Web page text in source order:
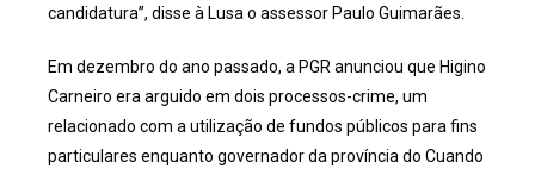
candidatura”, disse à Lusa o assessor Paulo Guimarães.
Em dezembro do ano passado, a PGR anunciou que Higino
Carneiro era arguido em dois processos-crime, um
relacionado com a utilização de fundos públicos para fins
particulares enquanto governador da província do Cuando